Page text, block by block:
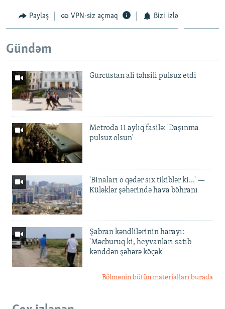
Paylaş VPN-siz açmaq Bizi izlə
Gündəm
Gürcüstan ali təhsili pulsuz etdi
Metroda 11 aylıq fasilə: 'Daşınma
pulsuz olsun'
'Binaları o qədər sıx tikiblər ki...' —
Küləklər şəhərində hava böhranı
Şabran kəndlilərinin harayı:
'Məcburuq ki, heyvanları satıb
kənddən şəhərə köçək'
Bölmənin bütün materialları burada